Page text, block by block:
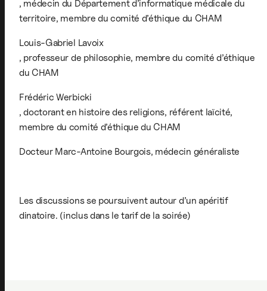
, médecin du Département d’informatique médicale du
territoire, membre du comité d’éthique du CHAM
Louis-Gabriel Lavoix
, professeur de philosophie, membre du comité d’éthique
du CHAM
Frédéric Werbicki
, doctorant en histoire des religions, référent laïcité,
membre du comité d’éthique du CHAM
Docteur Marc-Antoine Bourgois, médecin généraliste
Les discussions se poursuivent autour d’un apéritif
dinatoire. (inclus dans le tarif de la soirée)